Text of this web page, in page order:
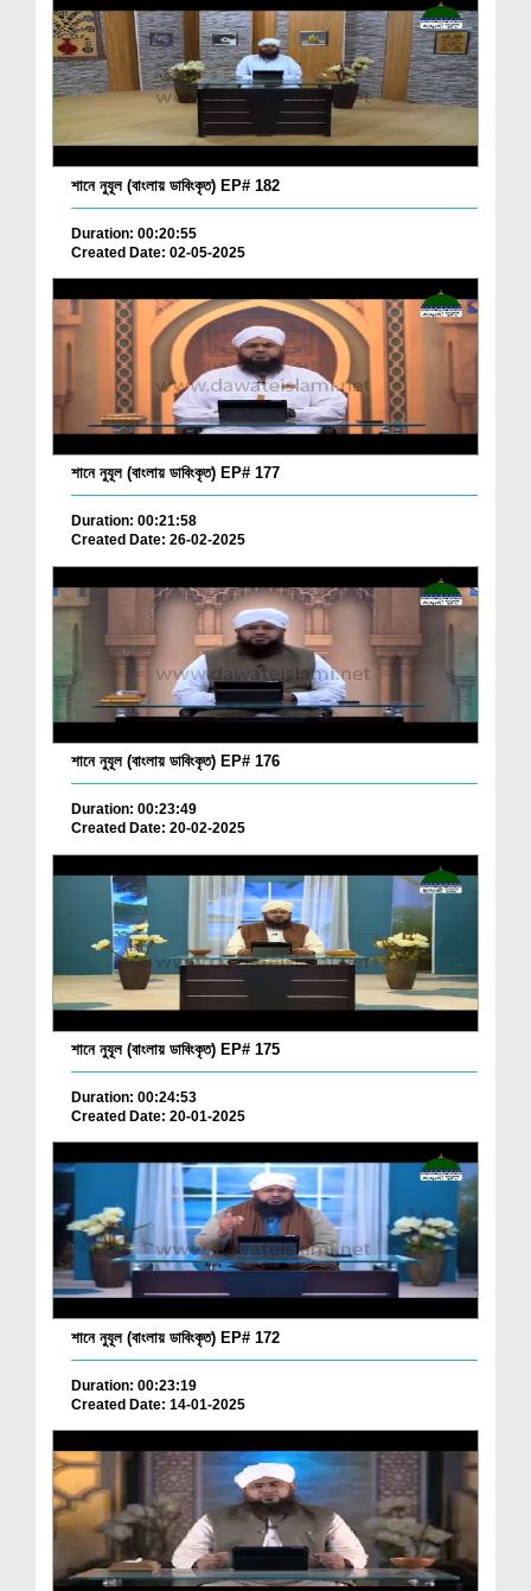
শানে নুযূল (বাংলায় ডাবিংকৃত) EP# 182
Duration: 00:20:55
Created Date: 02-05-2025
শানে নুযূল (বাংলায় ডাবিংকৃত) EP# 177
Duration: 00:21:58
Created Date: 26-02-2025
শানে নুযূল (বাংলায় ডাবিংকৃত) EP# 176
Duration: 00:23:49
Created Date: 20-02-2025
শানে নুযূল (বাংলায় ডাবিংকৃত) EP# 175
Duration: 00:24:53
Created Date: 20-01-2025
শানে নুযূল (বাংলায় ডাবিংকৃত) EP# 172
Duration: 00:23:19
Created Date: 14-01-2025